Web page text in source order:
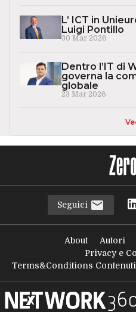
L’ ICT in
Luigi Pontillo
30 Mar 2026
Dentro l’IT di
governa la
globale
23 Mar 2026
Seguici
About Autori
Privacy e
Terms&Conditions